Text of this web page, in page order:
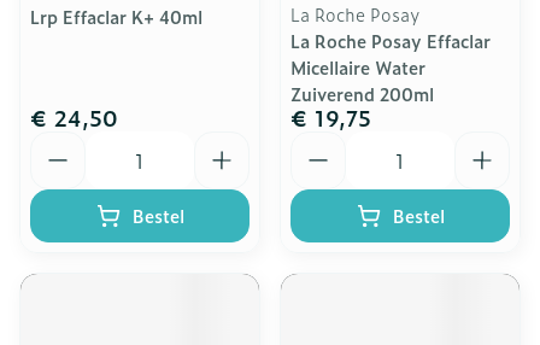
Lrp Effaclar K+ 40ml
€ 24,50
Bestel
La Roche Posay
La Roche Posay Effaclar
Micellaire Water
Zuiverend 200ml
€ 19,75
Bestel